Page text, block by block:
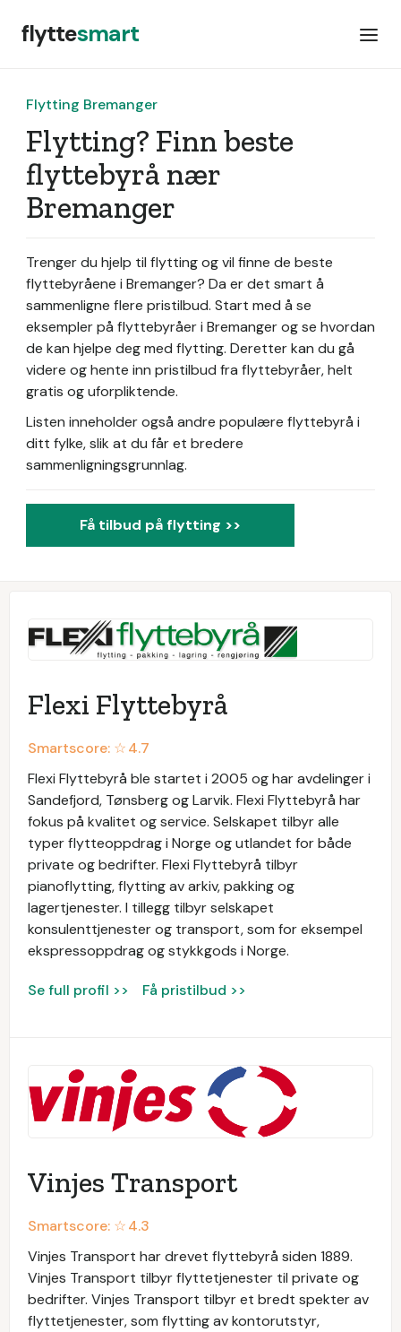
flyttesmart
Flytting Bremanger
Flytting? Finn beste
flyttebyrå nær
Bremanger
Trenger du hjelp til flytting og vil finne de beste
flyttebyråene i Bremanger? Da er det smart å
sammenligne flere pristilbud. Start med å se
eksempler på flyttebyråer i Bremanger og se hvordan
de kan hjelpe deg med flytting. Deretter kan du gå
videre og hente inn pristilbud fra flyttebyråer, helt
gratis og uforpliktende.
Listen inneholder også andre populære flyttebyrå i
ditt fylke, slik at du får et bredere
sammenligningsgrunnlag.
Få tilbud på flytting >>
Flexi Flyttebyrå
Smartscore: ☆4.7
Flexi Flyttebyrå ble startet i 2005 og har avdelinger i
Sandefjord, Tønsberg og Larvik. Flexi Flyttebyrå har
fokus på kvalitet og service. Selskapet tilbyr alle
typer flytteoppdrag i Norge og utlandet for både
private og bedrifter. Flexi Flyttebyrå tilbyr
pianoflytting, flytting av arkiv, pakking og
lagertjenester. I tillegg tilbyr selskapet
konsulenttjenester og transport, som for eksempel
ekspressoppdrag og stykkgods i Norge.
Se full profil >> Få pristilbud >>
Vinjes Transport
Smartscore: ☆4.3
Vinjes Transport har drevet flyttebyrå siden 1889.
Vinjes Transport tilbyr flyttetjenester til private og
bedrifter. Vinjes Transport tilbyr et bredt spekter av
flyttetjenester, som flytting av kontorutstyr,